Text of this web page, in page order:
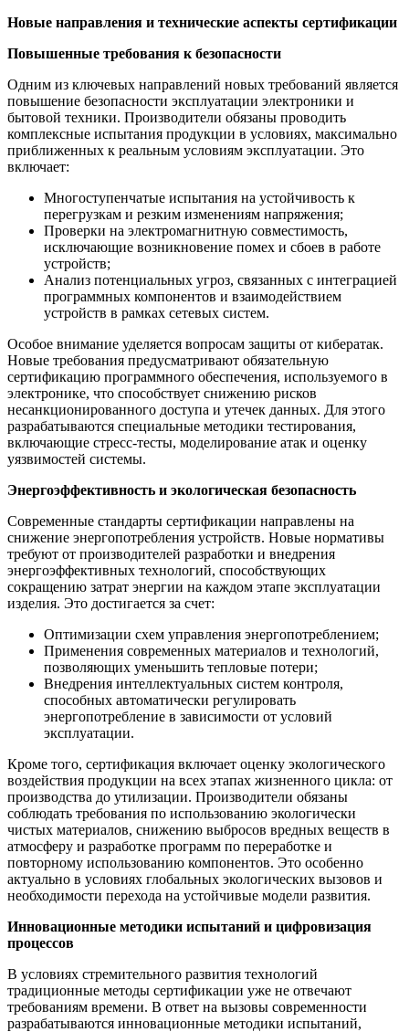
Новые направления и технические аспекты сертификации
Повышенные требования к безопасности
Одним из ключевых направлений новых требований является
повышение безопасности эксплуатации электроники и
бытовой техники. Производители обязаны проводить
комплексные испытания продукции в условиях, максимально
приближенных к реальным условиям эксплуатации. Это
включает:
Многоступенчатые испытания на устойчивость к
перегрузкам и резким изменениям напряжения;
Проверки на электромагнитную совместимость,
исключающие возникновение помех и сбоев в работе
устройств;
Анализ потенциальных угроз, связанных с интеграцией
программных компонентов и взаимодействием
устройств в рамках сетевых систем.
Особое внимание уделяется вопросам защиты от кибератак.
Новые требования предусматривают обязательную
сертификацию программного обеспечения, используемого в
электронике, что способствует снижению рисков
несанкционированного доступа и утечек данных. Для этого
разрабатываются специальные методики тестирования,
включающие стресс-тесты, моделирование атак и оценку
уязвимостей системы.
Энергоэффективность и экологическая безопасность
Современные стандарты сертификации направлены на
снижение энергопотребления устройств. Новые нормативы
требуют от производителей разработки и внедрения
энергоэффективных технологий, способствующих
сокращению затрат энергии на каждом этапе эксплуатации
изделия. Это достигается за счет:
Оптимизации схем управления энергопотреблением;
Применения современных материалов и технологий,
позволяющих уменьшить тепловые потери;
Внедрения интеллектуальных систем контроля,
способных автоматически регулировать
энергопотребление в зависимости от условий
эксплуатации.
Кроме того, сертификация включает оценку экологического
воздействия продукции на всех этапах жизненного цикла: от
производства до утилизации. Производители обязаны
соблюдать требования по использованию экологически
чистых материалов, снижению выбросов вредных веществ в
атмосферу и разработке программ по переработке и
повторному использованию компонентов. Это особенно
актуально в условиях глобальных экологических вызовов и
необходимости перехода на устойчивые модели развития.
Инновационные методики испытаний и цифровизация
процессов
В условиях стремительного развития технологий
традиционные методы сертификации уже не отвечают
требованиям времени. В ответ на вызовы современности
разрабатываются инновационные методики испытаний,